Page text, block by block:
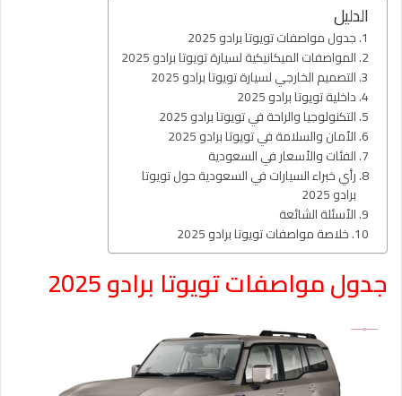
الدليل
جدول مواصفات تويوتا برادو 2025
المواصفات الميكانيكية لسيارة تويوتا برادو 2025
التصميم الخارجي لسيارة تويوتا برادو 2025
داخلية تويوتا برادو 2025
التكنولوجيا والراحة في تويوتا برادو 2025
الأمان والسلامة في تويوتا برادو 2025
الفئات والأسعار في السعودية
رأي خبراء السيارات في السعودية حول تويوتا
برادو 2025
الأسئلة الشائعة
خلاصة مواصفات تويوتا برادو 2025
جدول مواصفات تويوتا برادو 2025